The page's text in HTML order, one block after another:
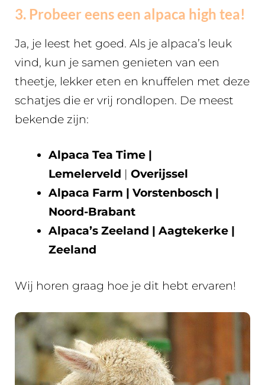
3. Probeer eens een alpaca high tea!
Ja, je leest het goed. Als je alpaca’s leuk
vind, kun je samen genieten van een
theetje, lekker eten en knuffelen met deze
schatjes die er vrij rondlopen. De meest
bekende zijn:
Alpaca Tea Time |
Lemelerveld | Overijssel
Alpaca Farm | Vorstenbosch |
Noord-Brabant
Alpaca’s Zeeland | Aagtekerke |
Zeeland
Wij horen graag hoe je dit hebt ervaren!